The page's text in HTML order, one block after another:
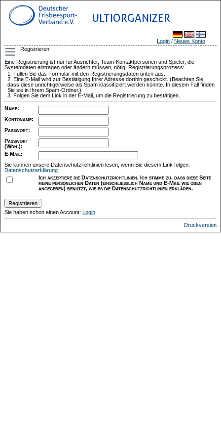
ULTIORGANIZER
Login / Neues Konto
Registrieren
Eine Registrierung ist nur für Ausrichter, Team-Kontaktpersonen und Spieler, die
Systemdaten eintragen oder ändern müssen, nötig. Registrierungsprozess:
Füllen Sie das Formular mit den Registrierungsdaten unten aus.
Eine E-Mail wird zur Bestätigung Ihrer Adresse dorthin geschickt. (Beachten Sie,
dass diese unrichtigerweise als Spam klassifiziert werden könnte. In diesem Fall finden
Sie sie in Ihrem Spam-Ordner.)
Folgen Sie dem Link in der E-Mail, um die Registrierung zu bestätigen.
Name:
Kontoname:
Passwort:
Passwort
(Wdh.):
E-Mail :
Sie können unsere Datenschutzrichtlinien lesen, wenn Sie diesem Link folgen:
Datenschutzerklärung
Ich akzeptiere die Datenschutzrichtlinien. Ich stimme zu, dass diese Seite
meine persönlichen Daten (einschließlich Name und E-Mail wie oben
angegeben) benutzt, wie es die Datenschutzrichtlinien erklären.
Sie haben schon einen Account: Login
Druckversion